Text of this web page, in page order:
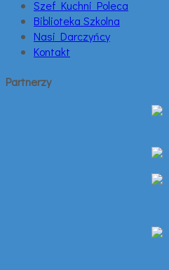
Szef Kuchni Poleca
Biblioteka Szkolna
Nasi Darczyńcy
Kontakt
Partnerzy